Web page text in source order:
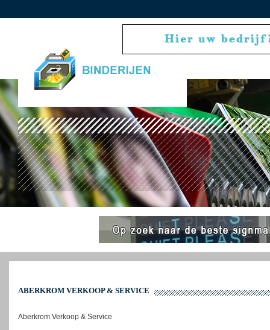
ABERKROM VERKOOP & SERVICE
Aberkrom Verkoop & Service